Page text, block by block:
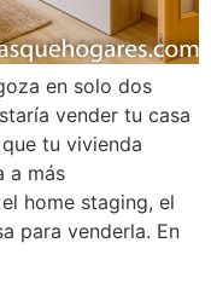
en solo dos
vender tu casa
tu vivienda
a más
home staging, el
para venderla. En